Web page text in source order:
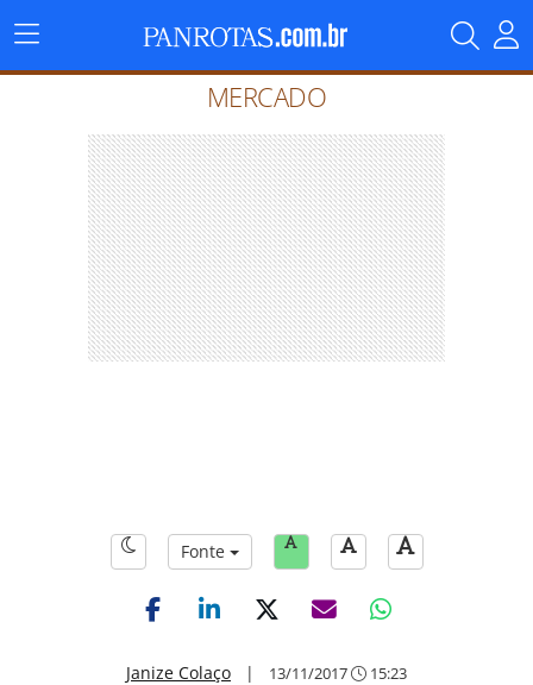
Menu
Principal
MERCADO
Fonte
Janize Colaço | 13/11/2017 15:23